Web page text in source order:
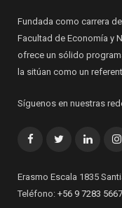
Fundada como carrera
Facultad de Economía y
ofrece un sólido
la sitúan como un
Síguenos en nuestras
FacebookTwitter
Erasmo Escala 1835
Teléfono: +56 9 7283 5667